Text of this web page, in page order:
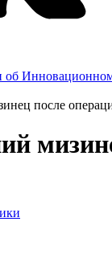
Инновационном
после